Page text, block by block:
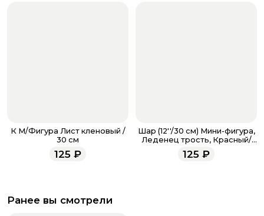
К М/Фигура Лист кленовый /
30 см
125 ₽
Шар (12''/30 см) Мини-фигура,
Леденец трость, Красный/
Зеленый
125 ₽
Ранее вы смотрели